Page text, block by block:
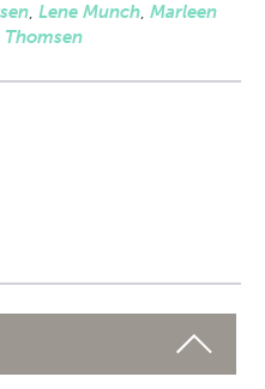
, Lene Munch, Marleen